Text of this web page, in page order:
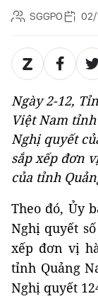
SGGPO
Ngày 2-12,
Việt Nam
Nghị quyết
sắp xếp đơn
của tỉnh
Theo đó, Ủy
Nghị quyết
xếp đơn vị
tỉnh Quảng
Nghị quyết